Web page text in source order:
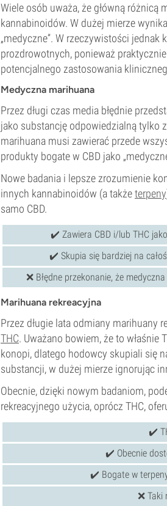
Wiele osób uważa, że główną różnicą
kannabinoidów. W dużej mierze
„medyczne”. W rzeczywistości
prozdrowotnych, ponieważ
potencjalnego zastosowania
Medyczna marihuana
Przez długi czas media błędnie
jako substancję odpowiedzialną tylko
marihuana musi zawierać przede
produkty bogate w CBD jako
Nowe badania i lepsze zrozumienie
innych kannabinoidów (a takżeterpeny
samo CBD.
✔️ Zawiera CBD i/lub THC
✔️ Skupia się bardziej na
❌ Błędne przekonanie, że
Marihuana rekreacyjna
Przez długie lata odmiany marihuany
THC. Uważano bowiem, że to
konopi, dlatego hodowcy skupiali się
substancji, w dużej mierze ignorując
Obecnie, dzięki nowym badaniom,
rekreacyjnego użycia, oprócz THC,
✔️
✔️ Obecnie
✔️ Bogate w
❌ Taki